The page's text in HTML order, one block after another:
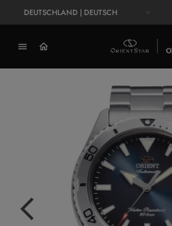
DEUTSCHLAND | DEUTSCH